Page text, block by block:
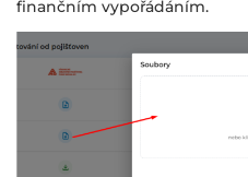
finančním vypořádáním.